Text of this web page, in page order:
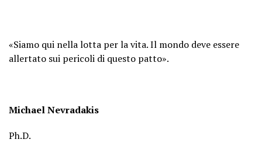
«Siamo qui nella lotta per la vita. Il mondo deve essere
allertato sui pericoli di questo patto».
Michael Nevradakis
Ph.D.